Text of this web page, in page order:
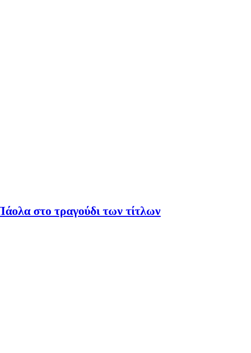
στο τραγούδι των τίτλων